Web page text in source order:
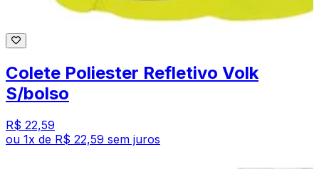
Colete Poliester Refletivo Volk
S/bolso
R$ 22,59
ou 1x de R$ 22,59 sem juros